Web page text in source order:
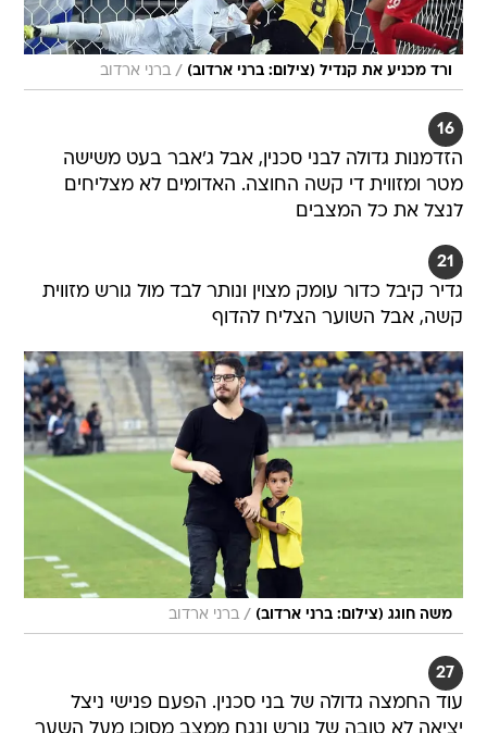
ורד מכניע את קנדיל (צילום: ברני ארדוב) / ברני ארדוב
16
הזדמנות גדולה לבני סכנין, אבל ג'אבר בעט משישה
מטר ומזווית די קשה החוצה. האדומים לא מצליחים
לנצל את כל המצבים
21
גדיר קיבל כדור עומק מצוין ונותר לבד מול גורש מזווית
קשה, אבל השוער הצליח להדוף
משה חוגג (צילום: ברני ארדוב) / ברני ארדוב
27
עוד החמצה גדולה של בני סכנין. הפעם פנישי ניצל
יציאה לא טובה של גורש ונגח ממצב מסוכן מעל השער